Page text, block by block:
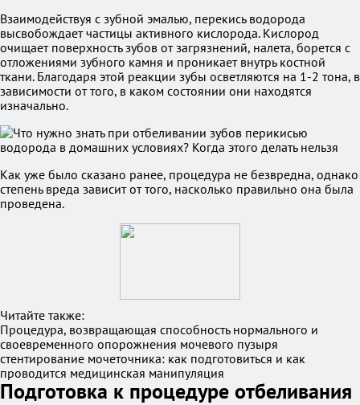
Взаимодействуя с зубной эмалью, перекись водорода
высвобождает частицы активного кислорода. Кислород
очищает поверхность зубов от загрязнений, налета, борется с
отложениями зубного камня и проникает внутрь костной
ткани. Благодаря этой реакции зубы осветляются на 1-2 тона, в
зависимости от того, в каком состоянии они находятся
изначально.
Как уже было сказано ранее, процедура не безвредна, однако
степень вреда зависит от того, насколько правильно она была
проведена.
Читайте также:
Процедура, возвращающая способность нормального и
своевременного опорожнения мочевого пузыря
стентирование мочеточника: как подготовиться и как
проводится медицинская манипуляция
Подготовка к процедуре отбеливания